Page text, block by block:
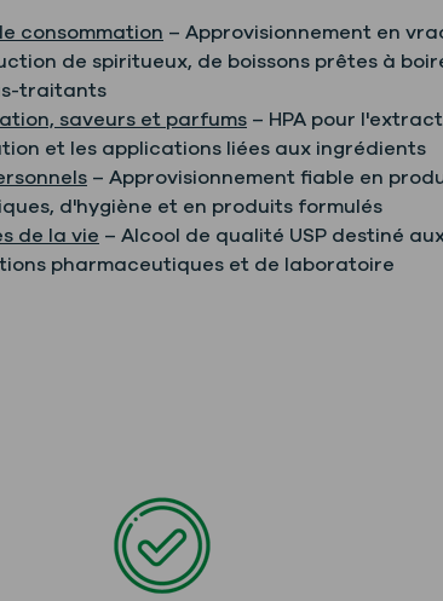
consommation – Approvisionnement en
de spiritueux, de boissons prêtes à
traitants
saveurs et parfums – HPA pour
et les applications liées aux ingrédients
– Approvisionnement fiable en
d'hygiène et en produits formulés
de la vie – Alcool de qualité USP destiné
pharmaceutiques et de laboratoire